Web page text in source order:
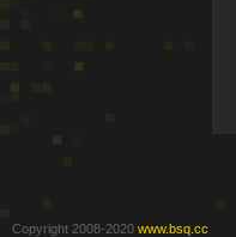
Copyright 2008-2020 www.bsq.cc